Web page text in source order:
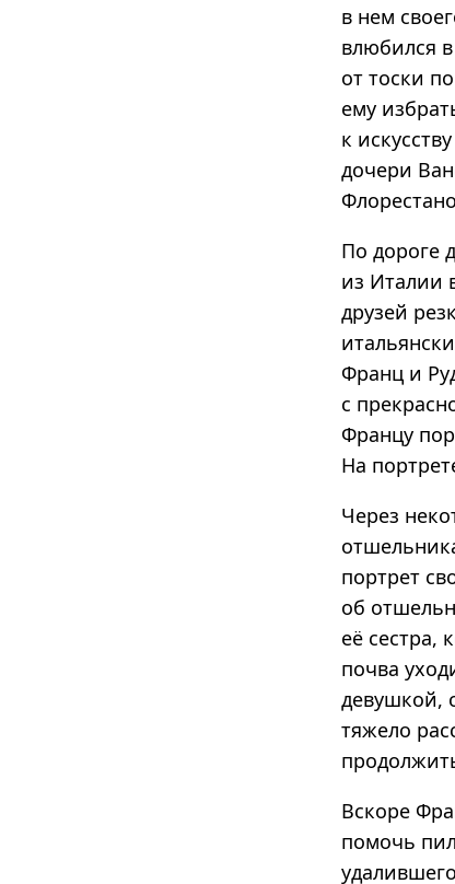
в нем
влюбился
от тоски
ему
к
дочери
По дороге
из Италии
друзей
Франц и
с
Францу
На
Через
портрет
об
её сестра,
почва
девушкой,
тяжело
Вскоре
помочь